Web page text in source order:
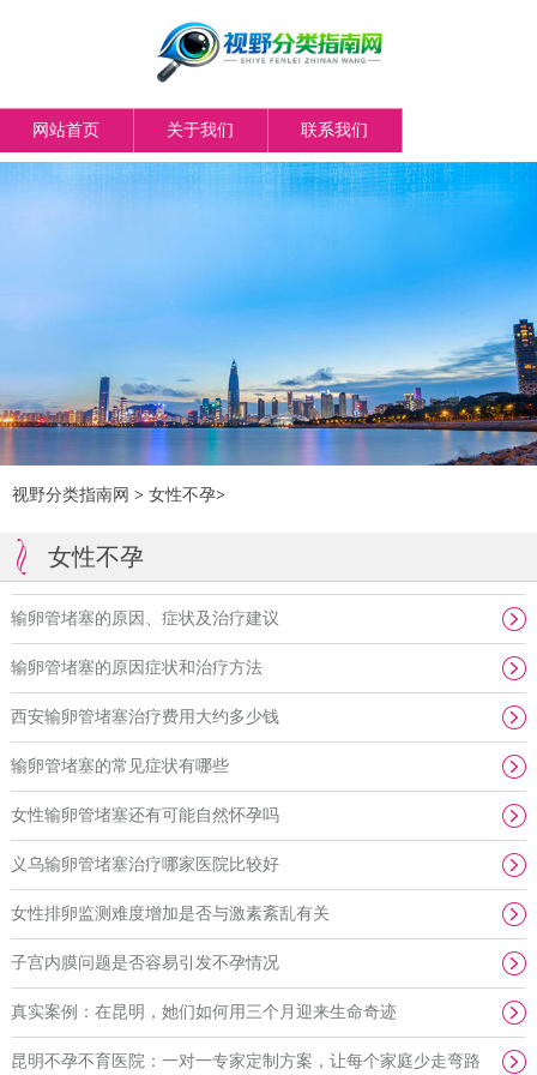
网站首页 关于我们 联系我们
视野分类指南网 > 女性不孕>
女性不孕
输卵管堵塞的原因、症状及治疗建议
输卵管堵塞的原因症状和治疗方法
西安输卵管堵塞治疗费用大约多少钱
输卵管堵塞的常见症状有哪些
女性输卵管堵塞还有可能自然怀孕吗
义乌输卵管堵塞治疗哪家医院比较好
女性排卵监测难度增加是否与激素紊乱有关
子宫内膜问题是否容易引发不孕情况
真实案例：在昆明，她们如何用三个月迎来生命奇迹
昆明不孕不育医院：一对一专家定制方案，让每个家庭少走弯路